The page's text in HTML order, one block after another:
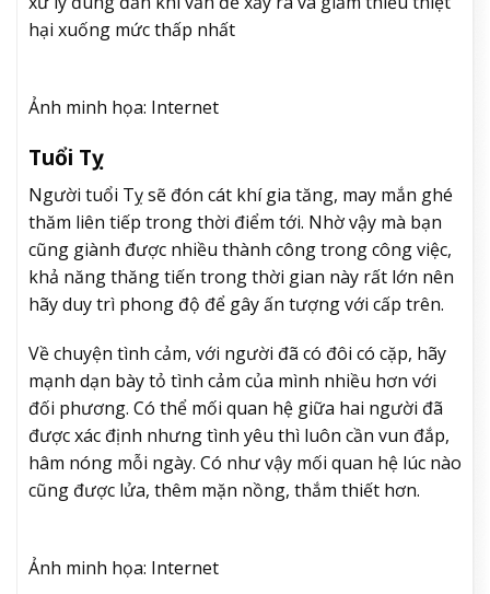
hại xuống mức thấp nhất
Ảnh minh họa: Internet
Tuổi Tỵ
Người tuổi Tỵ sẽ đón cát khí gia tăng, may mắn ghé
thăm liên tiếp trong thời điểm tới. Nhờ vậy mà bạn
cũng giành được nhiều thành công trong công việc,
khả năng thăng tiến trong thời gian này rất lớn nên
hãy duy trì phong độ để gây ấn tượng với cấp trên.
Về chuyện tình cảm, với người đã có đôi có cặp, hãy
mạnh dạn bày tỏ tình cảm của mình nhiều hơn với
đối phương. Có thể mối quan hệ giữa hai người đã
được xác định nhưng tình yêu thì luôn cần vun đắp,
hâm nóng mỗi ngày. Có như vậy mối quan hệ lúc nào
cũng được lửa, thêm mặn nồng, thắm thiết hơn.
Ảnh minh họa: Internet